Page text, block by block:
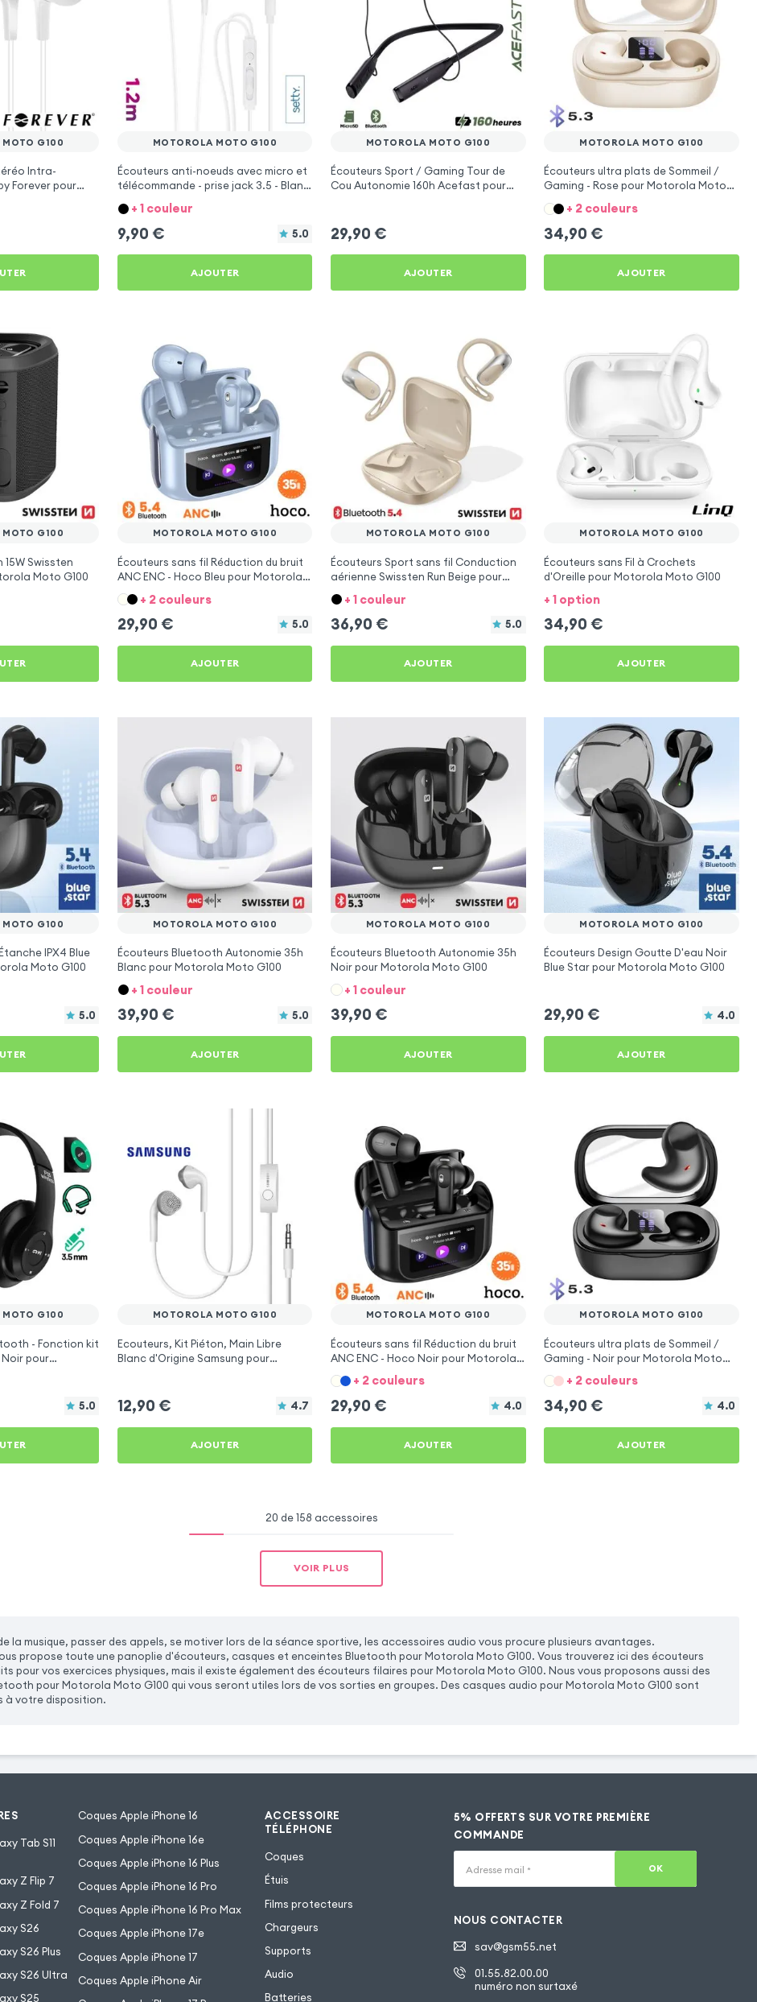
MOTO G100
Intra-
Forever pour
MOTOROLA MOTO G100
Écouteurs anti-noeuds avec micro et
télécommande - prise jack 3.5 - Blanc
pour Motorola Moto G100
+ 1 couleur
9,90 € 5.0
AJOUTER
MOTOROLA MOTO G100
Écouteurs Sport / Gaming Tour de
Cou Autonomie 160h Acefast pour
29,90 €
AJOUTER
MOTOROLA MOTO G100
Écouteurs ultra plats de Sommeil /
Gaming - Rose pour Motorola Moto
G100
+ 2 couleurs
34,90 €
AJOUTER
MOTO G100
Swissten
Moto G100
MOTOROLA MOTO G100
Écouteurs sans fil Réduction du bruit
ANC ENC - Hoco Bleu pour Motorola
Moto G100
+ 2 couleurs
29,90 € 5.0
AJOUTER
MOTOROLA MOTO G100
Écouteurs Sport sans fil Conduction
aérienne Swissten Run Beige pour
Motorola Moto G100
+ 1 couleur
36,90 € 5.0
AJOUTER
MOTOROLA MOTO G100
Écouteurs sans Fil à Crochets
d'Oreille pour Motorola Moto G100
+ 1 option
34,90 €
AJOUTER
MOTO G100
IPX4 Blue
Moto G100
5.0
MOTOROLA MOTO G100
Écouteurs Bluetooth Autonomie 35h
Blanc pour Motorola Moto G100
+ 1 couleur
39,90 € 5.0
AJOUTER
MOTOROLA MOTO G100
Écouteurs Bluetooth Autonomie 35h
Noir pour Motorola Moto G100
+ 1 couleur
39,90 €
AJOUTER
MOTOROLA MOTO G100
Écouteurs Design Goutte D'eau Noir
Blue Star pour Motorola Moto G100
29,90 € 4.0
AJOUTER
MOTO G100
- Fonction kit
pour
5.0
MOTOROLA MOTO G100
Ecouteurs, Kit Piéton, Main Libre
Blanc d'Origine Samsung pour
12,90 € 4.7
AJOUTER
MOTOROLA MOTO G100
Écouteurs sans fil Réduction du bruit
ANC ENC - Hoco Noir pour Motorola
Moto G100
+ 2 couleurs
29,90 € 4.0
AJOUTER
MOTOROLA MOTO G100
Écouteurs ultra plats de Sommeil /
Gaming - Noir pour Motorola Moto
G100
+ 2 couleurs
34,90 € 4.0
AJOUTER
20 de 158 accessoires
VOIR PLUS
la musique, passer des appels, se motiver lors de la séance sportive, les accessoires audio vous procure plusieurs avantages.
propose toute une panoplie d'écouteurs, casques et enceintes Bluetooth pour Motorola Moto G100. Vous trouverez ici des écouteurs
pour vos exercices physiques, mais il existe également des écouteurs filaires pour Motorola Moto G100. Nous vous proposons aussi des
pour Motorola Moto G100 qui vous seront utiles lors de vos sorties en groupes. Des casques audio pour Motorola Moto G100 sont
à votre disposition.
Tab S11
Z Flip 7
Z Fold 7
S26
S26 Plus
S26 Ultra
S25
Coques Apple iPhone 16
Coques Apple iPhone 16e
Coques Apple iPhone 16 Plus
Coques Apple iPhone 16 Pro
Coques Apple iPhone 16 Pro Max
Coques Apple iPhone 17e
Coques Apple iPhone 17
Coques Apple iPhone Air
ACCESSOIRE
TÉLÉPHONE
Coques
Étuis
Films protecteurs
Chargeurs
Supports
Audio
Batteries
5% OFFERTS SUR VOTRE PREMIÈRE
COMMANDE
Adresse mail * OK
NOUS CONTACTER
sav@gsm55.net
01.55.82.00.00
numéro non surtaxé